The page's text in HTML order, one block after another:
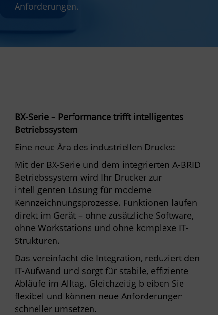
Anforderungen.
BX-Serie – Performance trifft intelligentes
Betriebssystem
Eine neue Ära des industriellen Drucks:
Mit der BX-Serie und dem integrierten A-BRID
Betriebssystem wird Ihr Drucker zur
intelligenten Lösung für moderne
Kennzeichnungsprozesse. Funktionen laufen
direkt im Gerät – ohne zusätzliche Software,
ohne Workstations und ohne komplexe IT-
Strukturen.
Das vereinfacht die Integration, reduziert den
IT-Aufwand und sorgt für stabile, effiziente
Abläufe im Alltag. Gleichzeitig bleiben Sie
flexibel und können neue Anforderungen
schneller umsetzen.